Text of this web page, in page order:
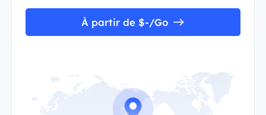
À partir de $-/Go